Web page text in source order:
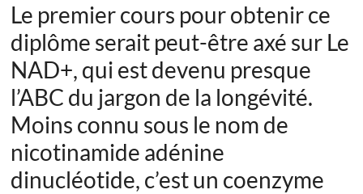
Le premier cours pour obtenir ce
diplôme serait peut-être axé sur Le
NAD+, qui est devenu presque
l’ABC du jargon de la longévité.
Moins connu sous le nom de
nicotinamide adénine
dinucléotide, c’est un coenzyme